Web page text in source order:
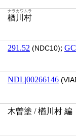
楢川村
ナラカワムラ
291.52 (NDC10);
NDL|00266146
木曽塗 / 楢川村 編